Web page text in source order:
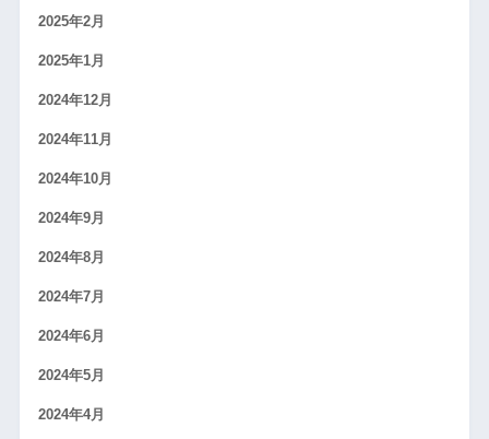
2025年2月
2025年1月
2024年12月
2024年11月
2024年10月
2024年9月
2024年8月
2024年7月
2024年6月
2024年5月
2024年4月